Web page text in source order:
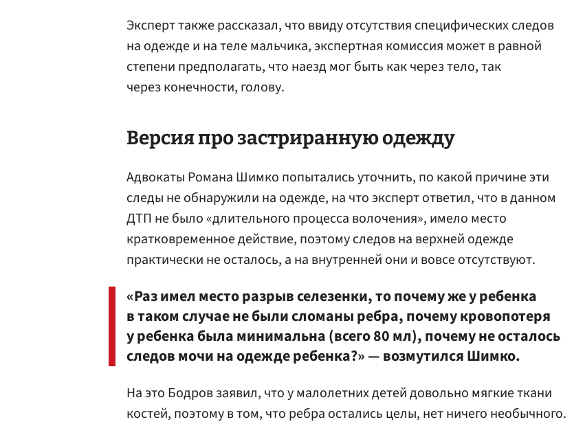
Эксперт также рассказал, что ввиду отсутствия специфических следов
на одежде и на теле мальчика, экспертная комиссия может в равной
степени предполагать, что наезд мог быть как через тело, так
через конечности, голову.
Версия про застриранную одежду
Адвокаты Романа Шимко попытались уточнить, по какой причине эти
следы не обнаружили на одежде, на что эксперт ответил, что в данном
ДТП не было «длительного процесса волочения», имело место
кратковременное действие, поэтому следов на верхней одежде
практически не осталось, а на внутренней они и вовсе отсутствуют.
«Раз имел место разрыв селезенки, то почему же у ребенка
в таком случае не были сломаны ребра, почему кровопотеря
у ребенка была минимальна (всего 80 мл), почему не осталось
следов мочи на одежде ребенка?» — возмутился Шимко.
На это Бодров заявил, что у малолетних детей довольно мягкие ткани
костей, поэтому в том, что ребра остались целы, нет ничего необычного.